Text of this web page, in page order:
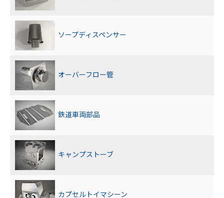
ソープディスペンサー
オーバーフロー管
鉄道車両部品
キャンプストーブ
カプセルトイマシーン